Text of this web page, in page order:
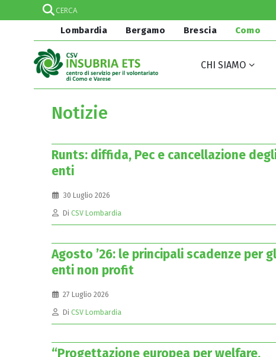
Lombardia Bergamo Brescia Como
CHI SIAMO
Notizie
Runts: diffida, Pec e cancellazione
enti
30 Luglio 2026
Di CSV Lombardia
Agosto ’26: le principali scadenze per
enti non profit
27 Luglio 2026
Di CSV Lombardia
“Progettazione europea per welfare,